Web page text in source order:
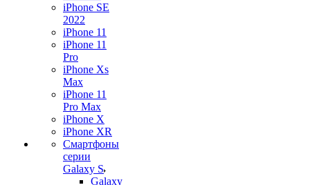
iPhone SE
2022
iPhone 11
iPhone 11
Pro
iPhone Xs
Max
iPhone 11
Pro Max
iPhone X
iPhone XR
Смартфоны
серии
Galaxy S
Galaxy